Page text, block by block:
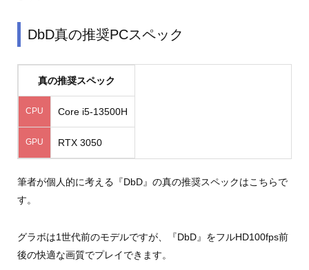
DbD真の推奨PCスペック
真の推奨スペック
CPU Core i5-13500H
GPU RTX 3050
筆者が個人的に考える『DbD』の真の推奨スペックはこちらで
す。
グラボは1世代前のモデルですが、『DbD』をフルHD100fps前
後の快適な画質でプレイできます。